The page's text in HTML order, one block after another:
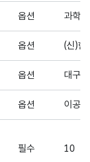
옵션 과학
옵션 (신)한
옵션 대구
옵션 이공
필수 10